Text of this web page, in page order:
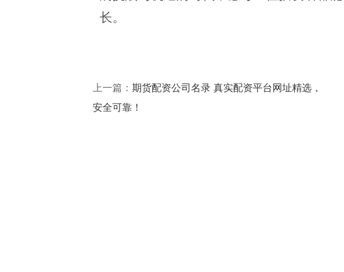
长。
上一篇： 期货配资公司名录 真实配资平台网址精选，
安全可靠！